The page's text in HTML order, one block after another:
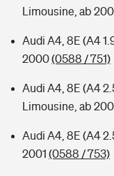
Limousine, ab
Audi A4, 8E (A4
2000(0588 / 751)
Audi A4, 8E (A4
Limousine, ab
Audi A4, 8E (A4
2001 (0588 / 753)